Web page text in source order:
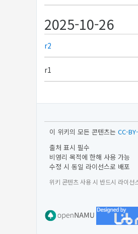
2025-10-26
r2
r1
이 위키의 모든 콘텐츠는 CC-
출처 표시 필수
비영리 목적에 한해 사용 가능
수정 시 동일 라이선스로 배포
위키 콘텐츠 사용 시 반드시 라이선